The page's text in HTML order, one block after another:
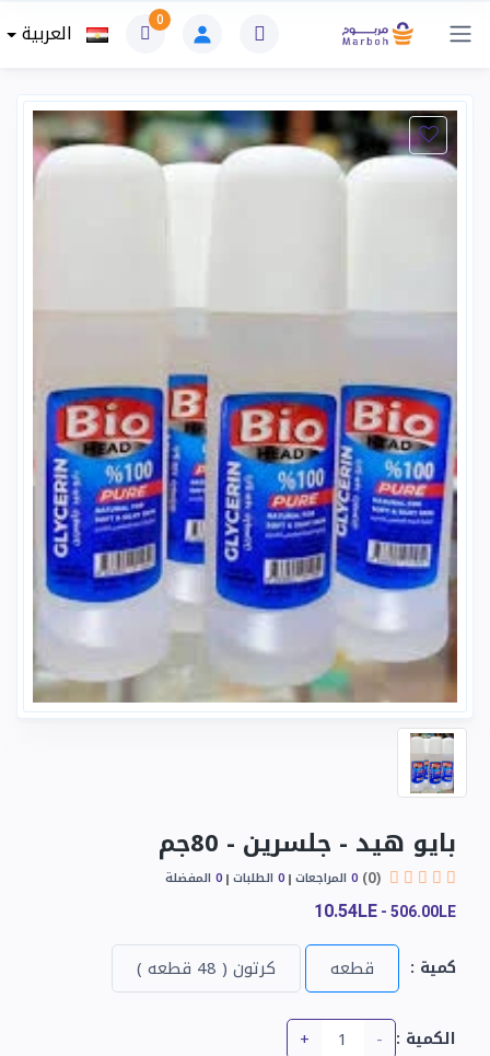
0 العربية
بايو هيد - جلسرين - 80جم
(0)
0 المراجعات 0 الطلبات 0 المفضلة
10.54LE - 506.00LE
كمية : قطعه كرتون ( 48 قطعه )
الكمية : -
+